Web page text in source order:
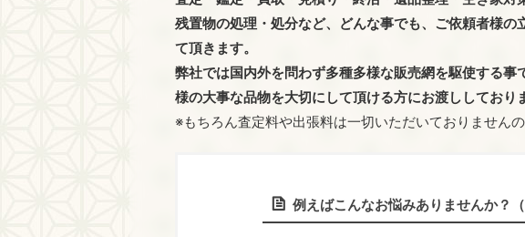
残置物の処理・処分など、どんな事でも、 ご依頼者様の
て頂きます。
弊社では国内外を問わず多種多様な販売網を駆使する
様の大事な品物を大切にして頂ける方にお渡ししており
※もちろん査定料や出張料は一切いただいておりませんの
例えばこんなお悩みありませんか？